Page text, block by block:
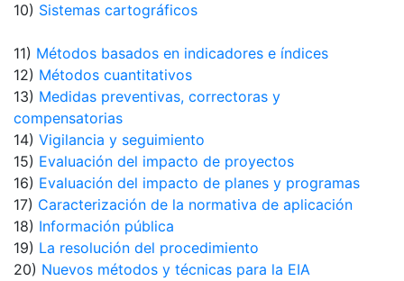
10) Sistemas cartográficos
11) Métodos basados en indicadores e índices
12) Métodos cuantitativos
13) Medidas preventivas, correctoras y
compensatorias
14) Vigilancia y seguimiento
15) Evaluación del impacto de proyectos
16) Evaluación del impacto de planes y programas
17) Caracterización de la normativa de aplicación
18) Información pública
19) La resolución del procedimiento
20) Nuevos métodos y técnicas para la EIA